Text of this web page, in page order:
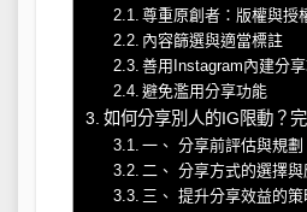
尊重原創者：版權與授
內容篩選與適當標註
善用Instagram內建分
避免濫用分享功能
如何分享別人的IG限動？
一、 分享前評估與規劃
二、 分享方式的選擇與
三、 提升分享效益的策